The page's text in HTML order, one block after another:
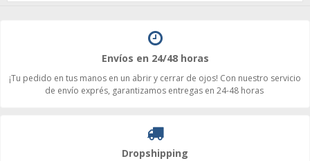
Envíos en 24/48 horas
¡Tu pedido en tus manos en un abrir y cerrar de ojos! Con nuestro servicio
de envío exprés, garantizamos entregas en 24-48 horas
Dropshipping